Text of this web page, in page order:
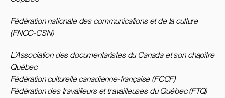
Fédération nationale des communications et de la culture
(FNCC-CSN)
L’Association des documentaristes du Canada et son chapitre
Québec
Fédération culturelle canadienne-française (FCCF)
Fédération des travailleurs et travailleuses du Québec (FTQ)